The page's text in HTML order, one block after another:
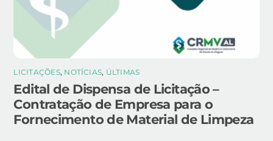
LICITAÇÕES, NOTÍCIAS, ÚLTIMAS
Edital de Dispensa de Licitação –
Contratação de Empresa para o
Fornecimento de Material de Limpeza